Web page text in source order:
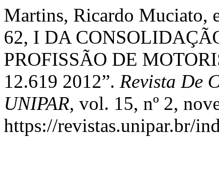
Martins, Ricardo Muciato,
62, I DA
PROFISSÃO DE
12.619 2012”. Revista De
UNIPAR, vol. 15, nº 2,
https://revistas.unipar.br/